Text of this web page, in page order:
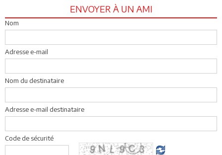
ENVOYER À UN AMI
Nom
Adresse e-mail
Nom du destinataire
Adresse e-mail destinataire
Code de sécurité